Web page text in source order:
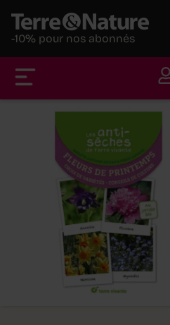
-10% pour nos abonnés